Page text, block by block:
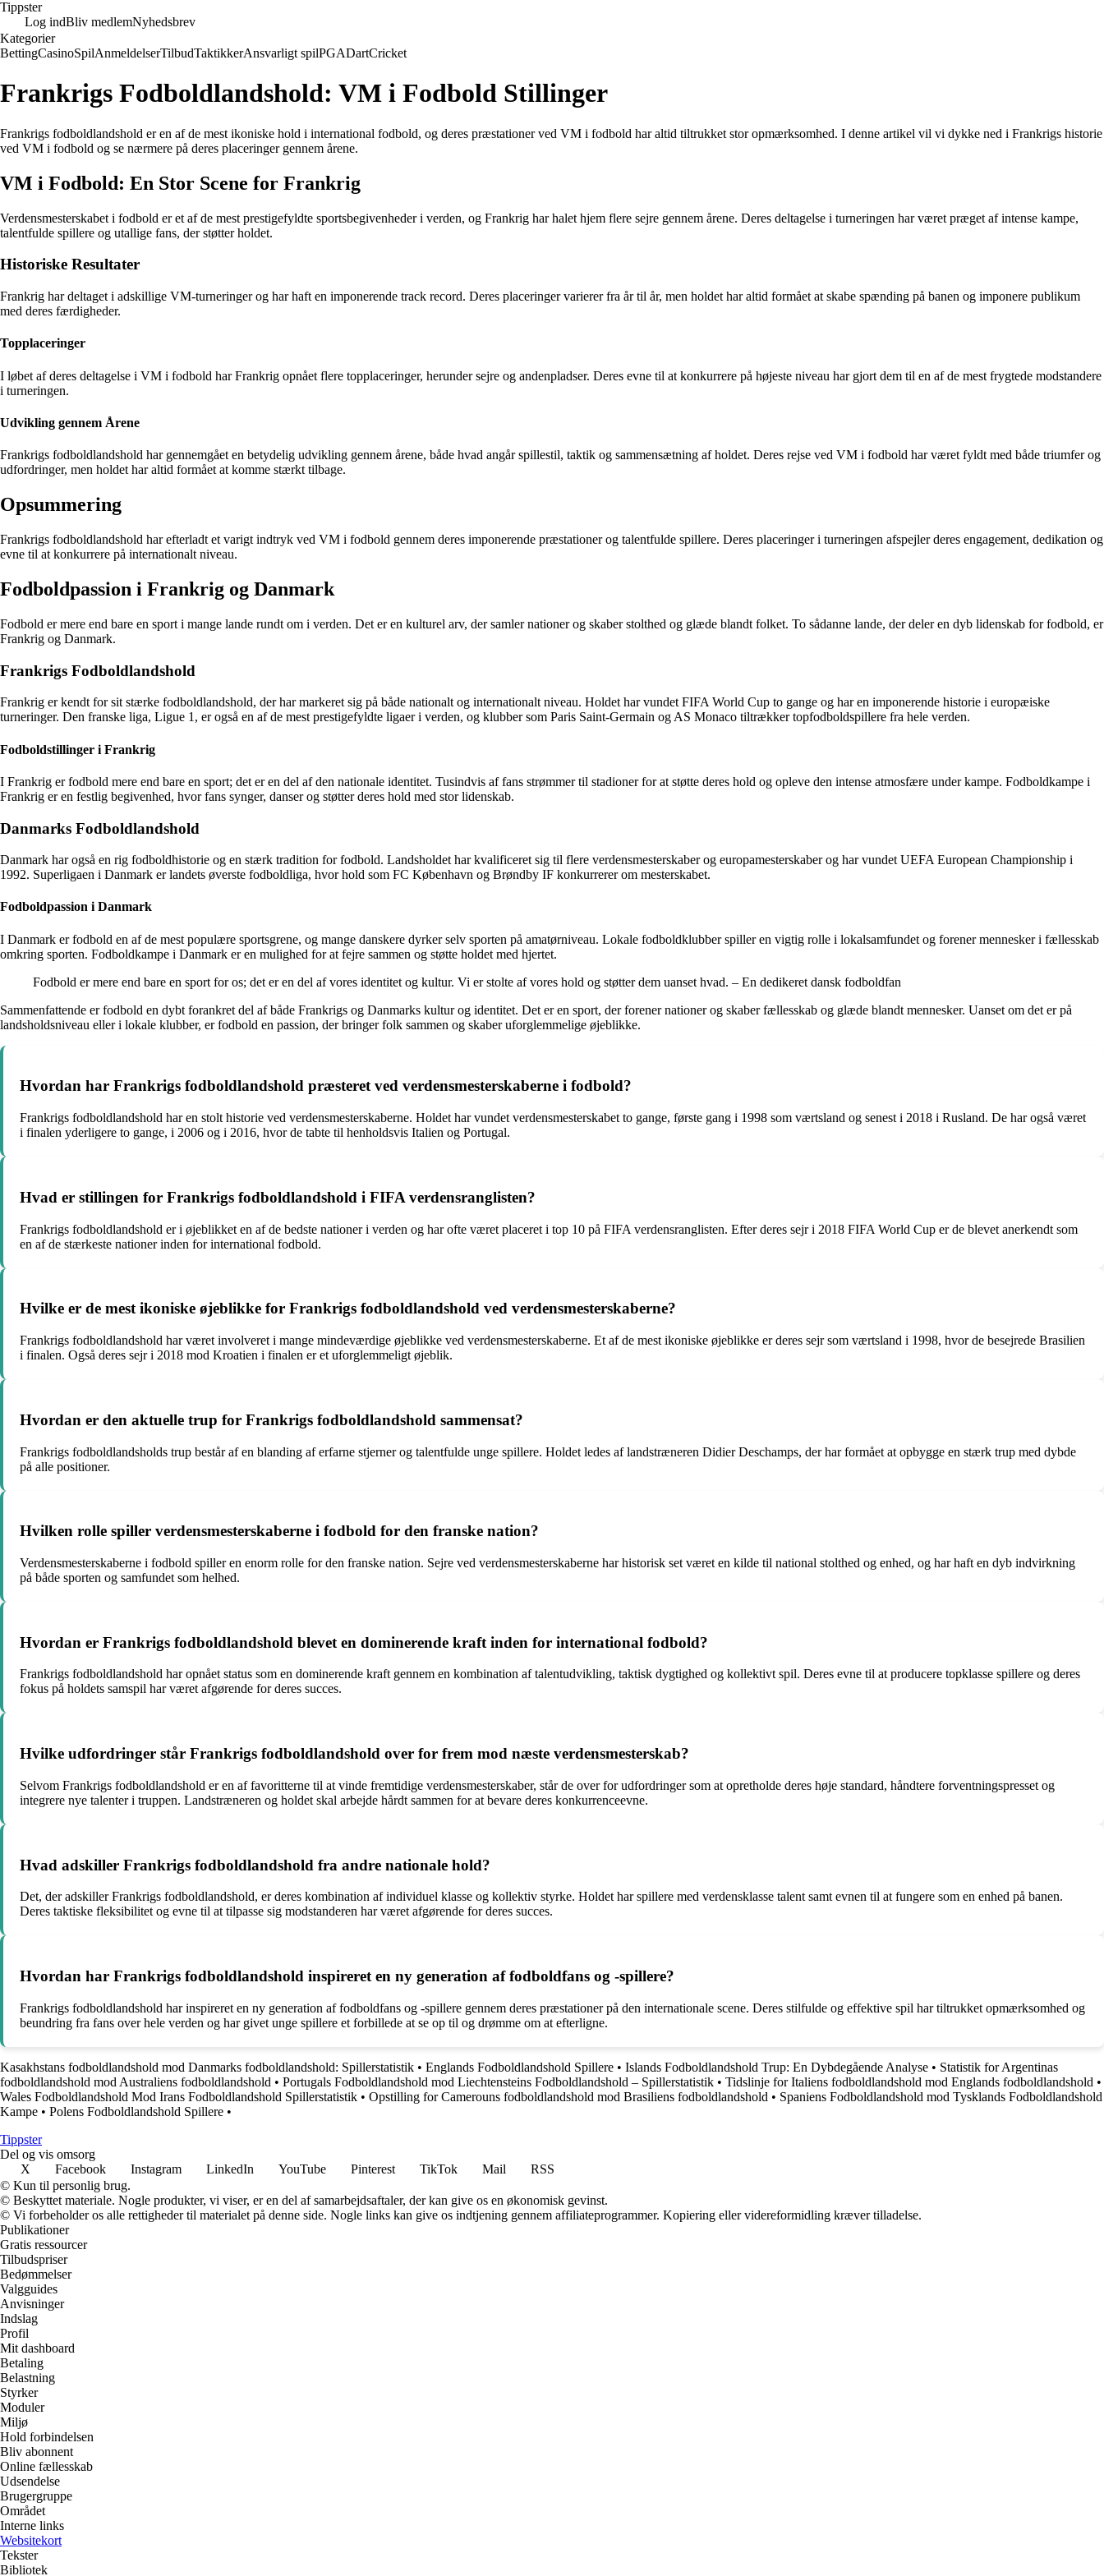
Tippster
Log indBliv medlemNyhedsbrev
Kategorier
BettingCasinoSpilAnmeldelserTilbudTaktikkerAnsvarligt spilPGADartCricket
Frankrigs Fodboldlandshold: VM i Fodbold Stillinger
Frankrigs fodboldlandshold er en af de mest ikoniske hold i international fodbold, og deres præstationer ved VM i fodbold har altid tiltrukket stor opmærksomhed. I denne artikel vil vi dykke ned i Frankrigs historie
ved VM i fodbold og se nærmere på deres placeringer gennem årene.
VM i Fodbold: En Stor Scene for Frankrig
Verdensmesterskabet i fodbold er et af de mest prestigefyldte sportsbegivenheder i verden, og Frankrig har halet hjem flere sejre gennem årene. Deres deltagelse i turneringen har været præget af intense kampe,
talentfulde spillere og utallige fans, der støtter holdet.
Historiske Resultater
Frankrig har deltaget i adskillige VM-turneringer og har haft en imponerende track record. Deres placeringer varierer fra år til år, men holdet har altid formået at skabe spænding på banen og imponere publikum
med deres færdigheder.
Topplaceringer
I løbet af deres deltagelse i VM i fodbold har Frankrig opnået flere topplaceringer, herunder sejre og andenpladser. Deres evne til at konkurrere på højeste niveau har gjort dem til en af de mest frygtede modstandere
i turneringen.
Udvikling gennem Årene
Frankrigs fodboldlandshold har gennemgået en betydelig udvikling gennem årene, både hvad angår spillestil, taktik og sammensætning af holdet. Deres rejse ved VM i fodbold har været fyldt med både triumfer og
udfordringer, men holdet har altid formået at komme stærkt tilbage.
Opsummering
Frankrigs fodboldlandshold har efterladt et varigt indtryk ved VM i fodbold gennem deres imponerende præstationer og talentfulde spillere. Deres placeringer i turneringen afspejler deres engagement, dedikation og
evne til at konkurrere på internationalt niveau.
Fodboldpassion i Frankrig og Danmark
Fodbold er mere end bare en sport i mange lande rundt om i verden. Det er en kulturel arv, der samler nationer og skaber stolthed og glæde blandt folket. To sådanne lande, der deler en dyb lidenskab for fodbold, er
Frankrig og Danmark.
Frankrigs Fodboldlandshold
Frankrig er kendt for sit stærke fodboldlandshold, der har markeret sig på både nationalt og internationalt niveau. Holdet har vundet FIFA World Cup to gange og har en imponerende historie i europæiske
turneringer. Den franske liga, Ligue 1, er også en af de mest prestigefyldte ligaer i verden, og klubber som Paris Saint-Germain og AS Monaco tiltrækker topfodboldspillere fra hele verden.
Fodboldstillinger i Frankrig
I Frankrig er fodbold mere end bare en sport; det er en del af den nationale identitet. Tusindvis af fans strømmer til stadioner for at støtte deres hold og opleve den intense atmosfære under kampe. Fodboldkampe i
Frankrig er en festlig begivenhed, hvor fans synger, danser og støtter deres hold med stor lidenskab.
Danmarks Fodboldlandshold
Danmark har også en rig fodboldhistorie og en stærk tradition for fodbold. Landsholdet har kvalificeret sig til flere verdensmesterskaber og europamesterskaber og har vundet UEFA European Championship i
1992. Superligaen i Danmark er landets øverste fodboldliga, hvor hold som FC København og Brøndby IF konkurrerer om mesterskabet.
Fodboldpassion i Danmark
I Danmark er fodbold en af de mest populære sportsgrene, og mange danskere dyrker selv sporten på amatørniveau. Lokale fodboldklubber spiller en vigtig rolle i lokalsamfundet og forener mennesker i fællesskab
omkring sporten. Fodboldkampe i Danmark er en mulighed for at fejre sammen og støtte holdet med hjertet.
Fodbold er mere end bare en sport for os; det er en del af vores identitet og kultur. Vi er stolte af vores hold og støtter dem uanset hvad. – En dedikeret dansk fodboldfan
Sammenfattende er fodbold en dybt forankret del af både Frankrigs og Danmarks kultur og identitet. Det er en sport, der forener nationer og skaber fællesskab og glæde blandt mennesker. Uanset om det er på
landsholdsniveau eller i lokale klubber, er fodbold en passion, der bringer folk sammen og skaber uforglemmelige øjeblikke.
Hvordan har Frankrigs fodboldlandshold præsteret ved verdensmesterskaberne i fodbold?
Frankrigs fodboldlandshold har en stolt historie ved verdensmesterskaberne. Holdet har vundet verdensmesterskabet to gange, første gang i 1998 som værtsland og senest i 2018 i Rusland. De har også været
i finalen yderligere to gange, i 2006 og i 2016, hvor de tabte til henholdsvis Italien og Portugal.
Hvad er stillingen for Frankrigs fodboldlandshold i FIFA verdensranglisten?
Frankrigs fodboldlandshold er i øjeblikket en af de bedste nationer i verden og har ofte været placeret i top 10 på FIFA verdensranglisten. Efter deres sejr i 2018 FIFA World Cup er de blevet anerkendt som
en af de stærkeste nationer inden for international fodbold.
Hvilke er de mest ikoniske øjeblikke for Frankrigs fodboldlandshold ved verdensmesterskaberne?
Frankrigs fodboldlandshold har været involveret i mange mindeværdige øjeblikke ved verdensmesterskaberne. Et af de mest ikoniske øjeblikke er deres sejr som værtsland i 1998, hvor de besejrede Brasilien
i finalen. Også deres sejr i 2018 mod Kroatien i finalen er et uforglemmeligt øjeblik.
Hvordan er den aktuelle trup for Frankrigs fodboldlandshold sammensat?
Frankrigs fodboldlandsholds trup består af en blanding af erfarne stjerner og talentfulde unge spillere. Holdet ledes af landstræneren Didier Deschamps, der har formået at opbygge en stærk trup med dybde
på alle positioner.
Hvilken rolle spiller verdensmesterskaberne i fodbold for den franske nation?
Verdensmesterskaberne i fodbold spiller en enorm rolle for den franske nation. Sejre ved verdensmesterskaberne har historisk set været en kilde til national stolthed og enhed, og har haft en dyb indvirkning
på både sporten og samfundet som helhed.
Hvordan er Frankrigs fodboldlandshold blevet en dominerende kraft inden for international fodbold?
Frankrigs fodboldlandshold har opnået status som en dominerende kraft gennem en kombination af talentudvikling, taktisk dygtighed og kollektivt spil. Deres evne til at producere topklasse spillere og deres
fokus på holdets samspil har været afgørende for deres succes.
Hvilke udfordringer står Frankrigs fodboldlandshold over for frem mod næste verdensmesterskab?
Selvom Frankrigs fodboldlandshold er en af favoritterne til at vinde fremtidige verdensmesterskaber, står de over for udfordringer som at opretholde deres høje standard, håndtere forventningspresset og
integrere nye talenter i truppen. Landstræneren og holdet skal arbejde hårdt sammen for at bevare deres konkurrenceevne.
Hvad adskiller Frankrigs fodboldlandshold fra andre nationale hold?
Det, der adskiller Frankrigs fodboldlandshold, er deres kombination af individuel klasse og kollektiv styrke. Holdet har spillere med verdensklasse talent samt evnen til at fungere som en enhed på banen.
Deres taktiske fleksibilitet og evne til at tilpasse sig modstanderen har været afgørende for deres succes.
Hvordan har Frankrigs fodboldlandshold inspireret en ny generation af fodboldfans og -spillere?
Frankrigs fodboldlandshold har inspireret en ny generation af fodboldfans og -spillere gennem deres præstationer på den internationale scene. Deres stilfulde og effektive spil har tiltrukket opmærksomhed og
beundring fra fans over hele verden og har givet unge spillere et forbillede at se op til og drømme om at efterligne.
Kasakhstans fodboldlandshold mod Danmarks fodboldlandshold: Spillerstatistik • Englands Fodboldlandshold Spillere • Islands Fodboldlandshold Trup: En Dybdegående Analyse • Statistik for Argentinas
fodboldlandshold mod Australiens fodboldlandshold • Portugals Fodboldlandshold mod Liechtensteins Fodboldlandshold – Spillerstatistik • Tidslinje for Italiens fodboldlandshold mod Englands fodboldlandshold •
Wales Fodboldlandshold Mod Irans Fodboldlandshold Spillerstatistik • Opstilling for Camerouns fodboldlandshold mod Brasiliens fodboldlandshold • Spaniens Fodboldlandshold mod Tysklands Fodboldlandshold
Kampe • Polens Fodboldlandshold Spillere •
Tippster
Del og vis omsorg
X
Facebook Instagram LinkedIn YouTube Pinterest TikTok Mail
RSS
© Kun til personlig brug.
© Beskyttet materiale. Nogle produkter, vi viser, er en del af samarbejdsaftaler, der kan give os en økonomisk gevinst.
© Vi forbeholder os alle rettigheder til materialet på denne side. Nogle links kan give os indtjening gennem affiliateprogrammer. Kopiering eller videreformidling kræver tilladelse.
Publikationer
Gratis ressourcer
Tilbudspriser
Bedømmelser
Valgguides
Anvisninger
Indslag
Profil
Mit dashboard
Betaling
Belastning
Styrker
Moduler
Miljø
Hold forbindelsen
Bliv abonnent
Online fællesskab
Udsendelse
Brugergruppe
Området
Interne links
Websitekort
Tekster
Bibliotek